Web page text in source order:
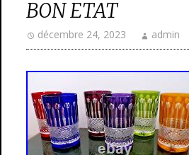
BON ETAT
décembre 24, 2023 admin